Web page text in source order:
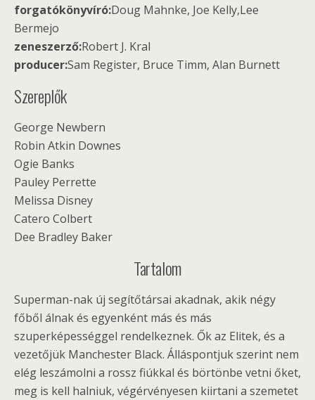
forgatókönyvíró:Doug Mahnke, Joe Kelly,Lee
Bermejo
zeneszerző:Robert J. Kral
producer:Sam Register, Bruce Timm, Alan Burnett
Szereplők
George Newbern
Robin Atkin Downes
Ogie Banks
Pauley Perrette
Melissa Disney
Catero Colbert
Dee Bradley Baker
Tartalom
Superman-nak új segítőtársai akadnak, akik négy
főből álnak és egyenként más és más
szuperképességgel rendelkeznek. Ők az Elitek, és a
vezetőjük Manchester Black. Álláspontjuk szerint nem
elég leszámolni a rossz fiúkkal és börtönbe vetni őket,
meg is kell halniuk, végérvényesen kiirtani a szemetet